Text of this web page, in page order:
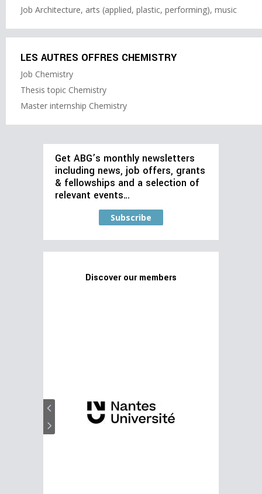
Job Architecture, arts (applied, plastic, performing), music
LES AUTRES OFFRES CHEMISTRY
Job Chemistry
Thesis topic Chemistry
Master internship Chemistry
Get ABG’s monthly newsletters
including news, job offers, grants
& fellowships and a selection of
relevant events…
Subscribe
Discover our members